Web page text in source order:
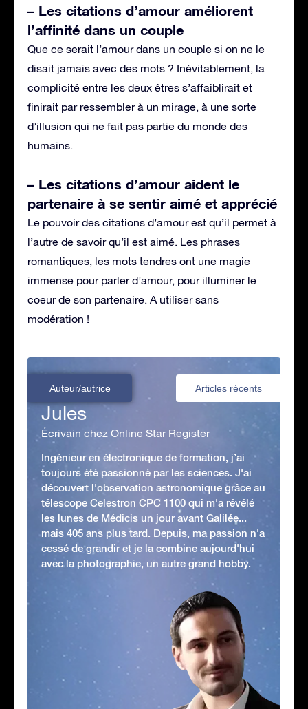
– Les citations d’amour améliorent
l’affinité dans un couple
Que ce serait l’amour dans un couple si on ne le
disait jamais avec des mots ? Inévitablement, la
complicité entre les deux êtres s’affaiblirait et
finirait par ressembler à un mirage, à une sorte
d’illusion qui ne fait pas partie du monde des
humains.
– Les citations d’amour aident le
partenaire à se sentir aimé et apprécié
Le pouvoir des citations d’amour est qu’il permet à
l’autre de savoir qu’il est aimé. Les phrases
romantiques, les mots tendres ont une magie
immense pour parler d’amour, pour illuminer le
coeur de son partenaire. A utiliser sans
modération !
Auteur/autrice Articles récents
Jules
Écrivain chez Online Star Register
Ingénieur en électronique de formation, j’ai
toujours été passionné par les sciences. J'ai
découvert l'observation astronomique grâce au
télescope Celestron CPC 1100 qui m'a révélé
les lunes de Médicis un jour avant Galilée...
mais 405 ans plus tard. Depuis, ma passion n'a
cessé de grandir et je la combine aujourd'hui
avec la photographie, un autre grand hobby.